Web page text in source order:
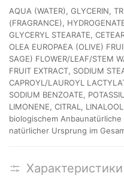
AQUA (WATER), GLYCERIN,
(FRAGRANCE),
GLYCERYL STEARATE,
OLEA EUROPAEA (OLIVE)
SAGE) FLOWER/LEAF/STEM
FRUIT EXTRACT, SODIUM
CAPROYL/LAUROYL
SODIUM BENZOATE,
LIMONENE, CITRAL,
biologischem
natürlicher Ursprung im
Характеристики